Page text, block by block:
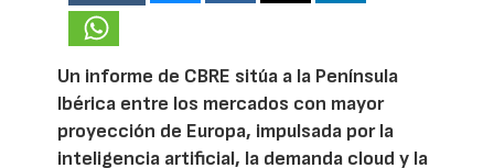
Un informe de CBRE sitúa a la Península
Ibérica entre los mercados con mayor
proyección de Europa, impulsada por la
inteligencia artificial, la demanda cloud y la